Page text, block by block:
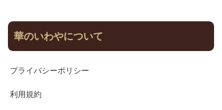
華のいわやについて
プライバシーポリシー
利用規約